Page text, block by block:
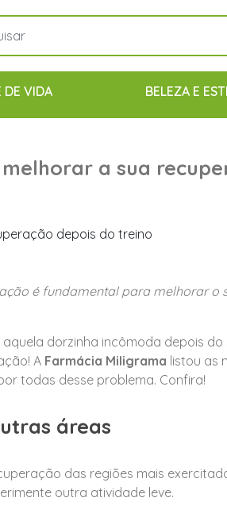
DE VIDA BELEZA E
a sua
é fundamental para melhorar o
dorzinha incômoda depois do
A Farmácia Miligrama listou as
todas desse problema. Confira!
áreas
das regiões mais
outra atividade leve.